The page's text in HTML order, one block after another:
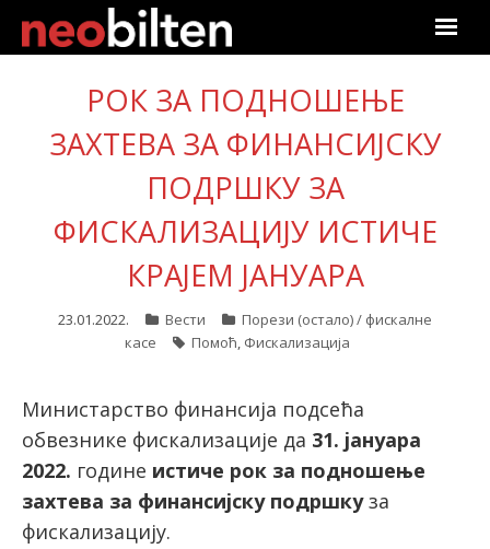
Почетна
Претрага
Подаци
Претплата
Пријава
РОК ЗА ПОДНОШЕЊЕ
ЗАХТЕВА ЗА ФИНАНСИЈСКУ
ПОДРШКУ ЗА
ФИСКАЛИЗАЦИЈУ ИСТИЧЕ
КРАЈЕМ ЈАНУАРА
23.01.2022. Вести
Порези (остало) / фискалне
касе
Помоћ, Фискализација
Министарство финансија подсећа
обвезнике фискализације да 31. јануара
2022. године истиче рок за подношење
захтева за финансијску подршкуза
фискализацију.